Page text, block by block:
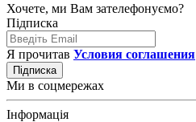
Хочете, ми Вам зателефонуємо?
Підписка
Я прочитав Условия соглашения
Підписка
Ми в соцмережах
Інформація